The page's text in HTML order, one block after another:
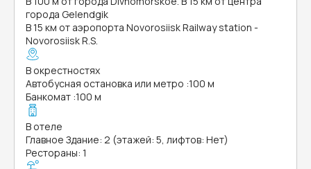
города Gelendgik
В 15 км от аэропорта Novorosiisk Railway station -
Novorosiisk R.S.
В окрестностях
Автобусная остановка или метро :100 м
Банкомат :100 м
В отеле
Главное Здание: 2 (этажей: 5, лифтов: Нет)
Рестораны: 1